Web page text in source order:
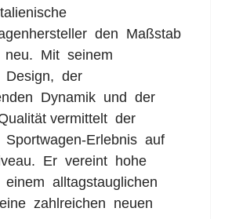
den Maßstab
neu. Mit seinem
Design, der
Dynamik und der
vermittelt der
Erlebnis auf
Er vereint hohe
alltagstauglichen
zahlreichen neuen